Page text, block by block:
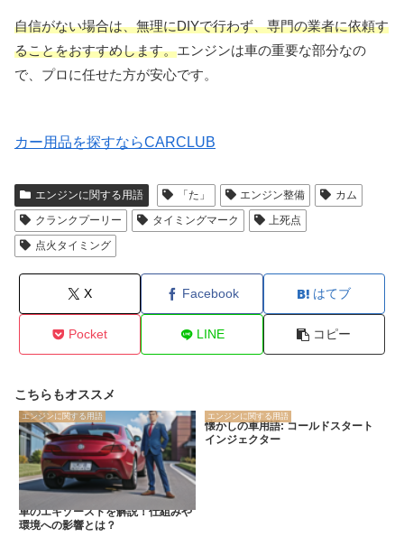
自信がない場合は、無理にDIYで行わず、専門の業者に依頼す
ることをおすすめします。エンジンは車の重要な部分なの
で、プロに任せた方が安心です。
カー用品を探すならCARCLUB
エンジンに関する用語 「た」 エンジン整備
カム
クランクプーリー
タイミングマーク
上死点
点火タイミング
X Facebook はてブ
Pocket LINE コピー
こちらもオススメ
エンジンに関する用語
車のエキゾーストを解説！仕組みや
環境への影響とは？
エンジンに関する用語
懐かしの車用語: コールドスタート
インジェクター